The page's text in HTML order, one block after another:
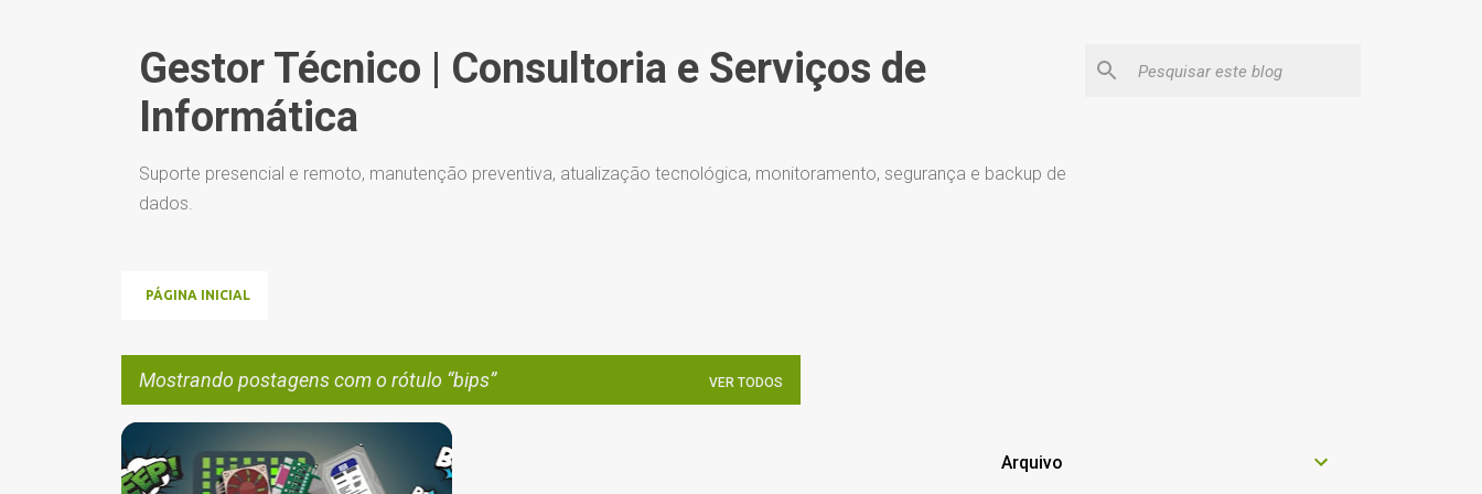
Gestor Técnico | Consultoria e Serviços de
Informática
Suporte presencial e remoto, manutenção preventiva, atualização tecnológica, monitoramento, segurança e backup de
dados.
PÁGINA INICIAL
Mostrando postagens com o rótulo bips VER TODOS
P BIPS CPU DESKTOP Arquivo